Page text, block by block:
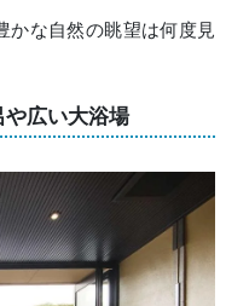
かな自然の眺望は何度見
広い大浴場